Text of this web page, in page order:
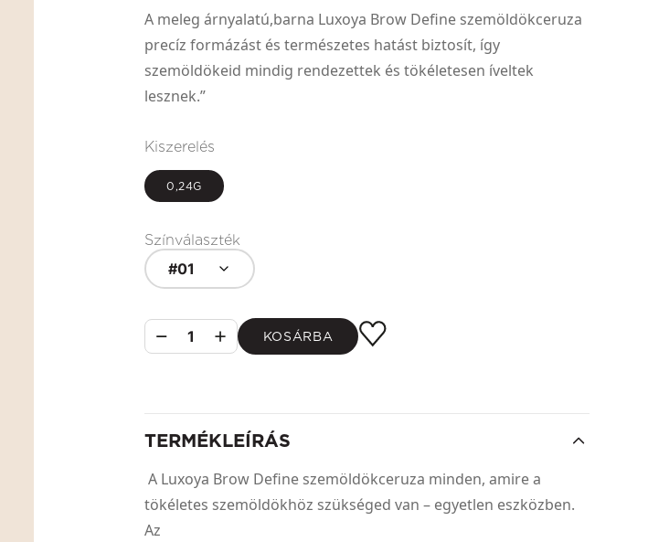
A meleg árnyalatú,barna Luxoya Brow Define szemöldökceruza
precíz formázást és természetes hatást biztosít, így
szemöldökeid mindig rendezettek és tökéletesen íveltek
lesznek.”
Kiszerelés
0,24G
Színválaszték
#01
1 KOSÁRBA
TERMÉKLEÍRÁS
A Luxoya Brow Define szemöldökceruza minden, amire a
tökéletes szemöldökhöz szükséged van – egyetlen eszközben.
Az